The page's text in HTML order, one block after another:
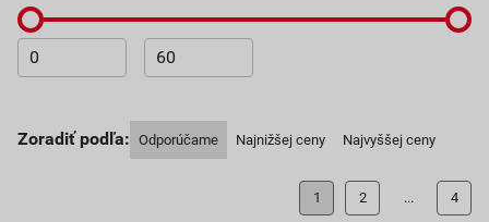
Zoradiť podľa: Odporúčame Najnižšej ceny Najvyššej ceny
1 2 ... 4